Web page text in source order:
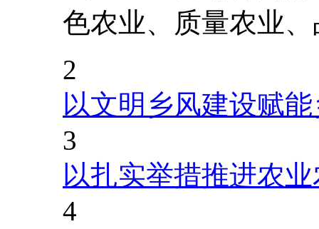
色农业、质量农业
2
以文明乡风建设赋
3
以扎实举措推进农
4